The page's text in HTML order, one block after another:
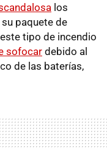
los
paquete de
tipo de incendio
sofocar debido al
de las baterías,